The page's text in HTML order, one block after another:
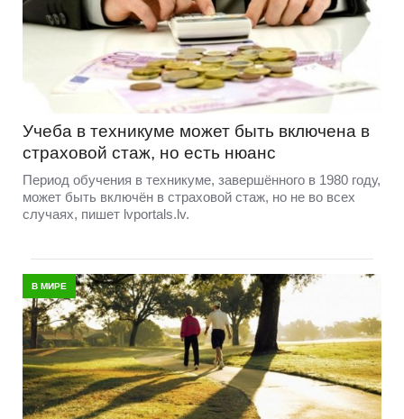
Учеба в техникуме может быть включена в
страховой стаж, но есть нюанс
Период обучения в техникуме, завершённого в 1980 году,
может быть включён в страховой стаж, но не во всех
случаях, пишет lvportals.lv.
В МИРЕ